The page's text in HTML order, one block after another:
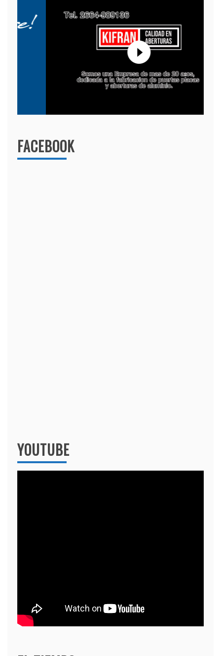
FACEBOOK
YOUTUBE